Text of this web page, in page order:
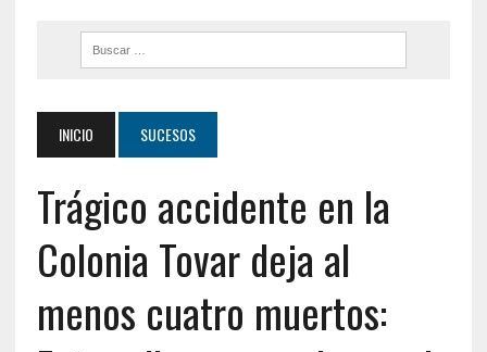
INICIO SUCESOS
Trágico accidente en la
Colonia Tovar deja al
menos cuatro muertos: